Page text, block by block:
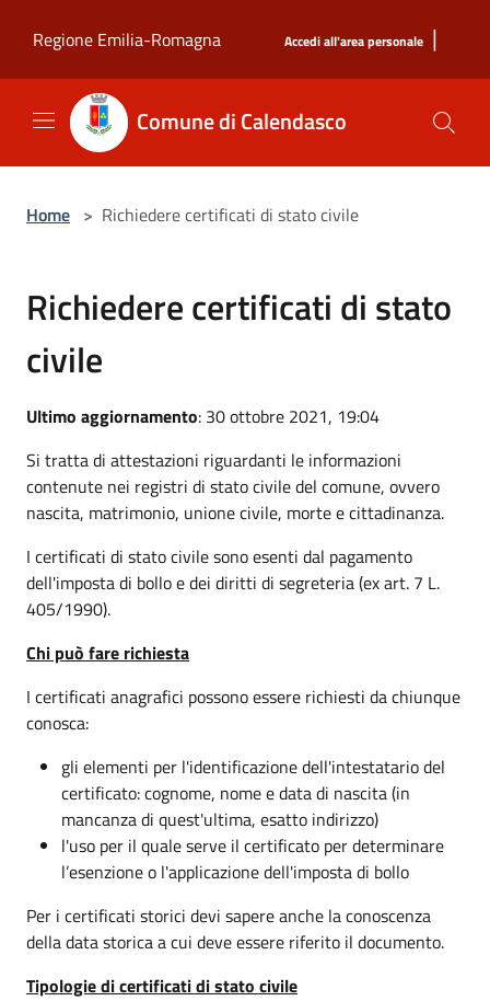
Regione Emilia-Romagna
Accedi all'area personale |
Comune di Calendasco
Home > Richiedere certificati di stato civile
Richiedere certificati di stato
civile
Ultimo aggiornamento: 30 ottobre 2021, 19:04
Si tratta di attestazioni riguardanti le informazioni
contenute nei registri di stato civile del comune, ovvero
nascita, matrimonio, unione civile, morte e cittadinanza.
I certificati di stato civile sono esenti dal pagamento
dell'imposta di bollo e dei diritti di segreteria (ex art. 7 L.
405/1990).
Chi può fare richiesta
I certificati anagrafici possono essere richiesti da chiunque
conosca:
gli elementi per l'identificazione dell'intestatario del
certificato: cognome, nome e data di nascita (in
mancanza di quest'ultima, esatto indirizzo)
l'uso per il quale serve il certificato per determinare
l’esenzione o l'applicazione dell'imposta di bollo
Per i certificati storici devi sapere anche la conoscenza
della data storica a cui deve essere riferito il documento.
Tipologie di certificati di stato civile